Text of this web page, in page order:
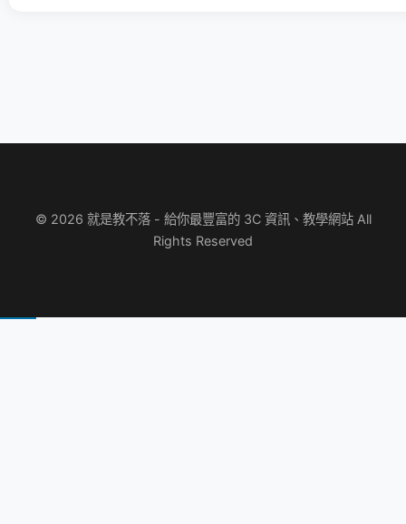
© 2026 就是教不落 - 給你最豐富的 3C 資訊、教學網站 All
Rights Reserved